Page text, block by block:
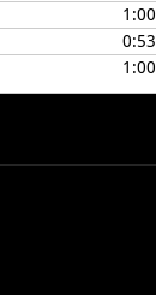
1:00
0:53
1:00